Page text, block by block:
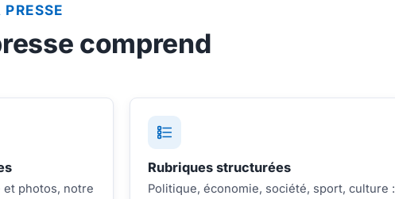
comprend
photos, notre
Rubriques structurées
Politique, économie, société, sport, culture :